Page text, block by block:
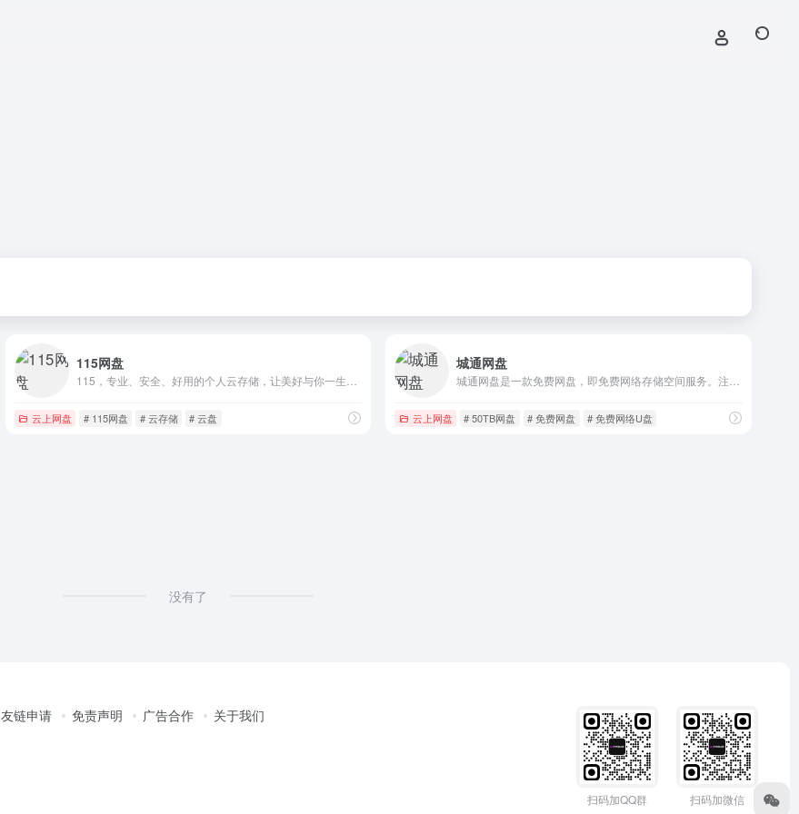
115网盘
云上网盘 # 115网盘 # 云存储 # 云盘
城通网盘
云上网盘 # 50TB网盘 # 免费网盘 # 免费网络U盘
没有了
友链申请 免责声明 广告合作 关于我们
扫码加QQ群 扫码加微信